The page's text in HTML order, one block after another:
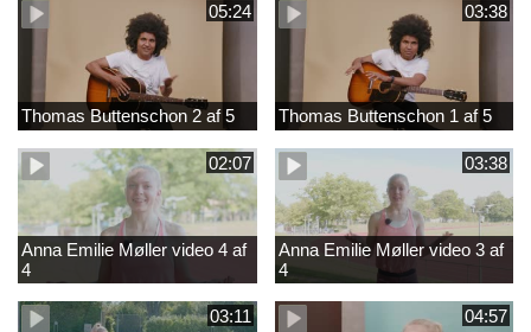
05:24
Thomas Buttenschon 2 af 5
03:38
Thomas Buttenschon 1 af 5
02:07
Anna Emilie Møller video 4 af
4
03:38
Anna Emilie Møller video 3 af
4
03:11 04:57